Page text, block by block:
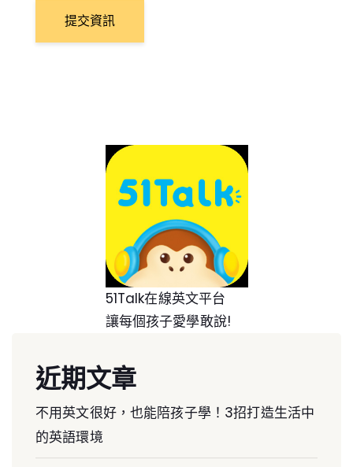
51Talk在線英文平台
讓每個孩子愛學敢說!
近期文章
不用英文很好，也能陪孩子學！3招打造生活中
的英語環境